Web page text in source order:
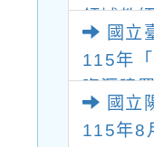
領域教
國立
115年
資源建
專題講
國立
115年8